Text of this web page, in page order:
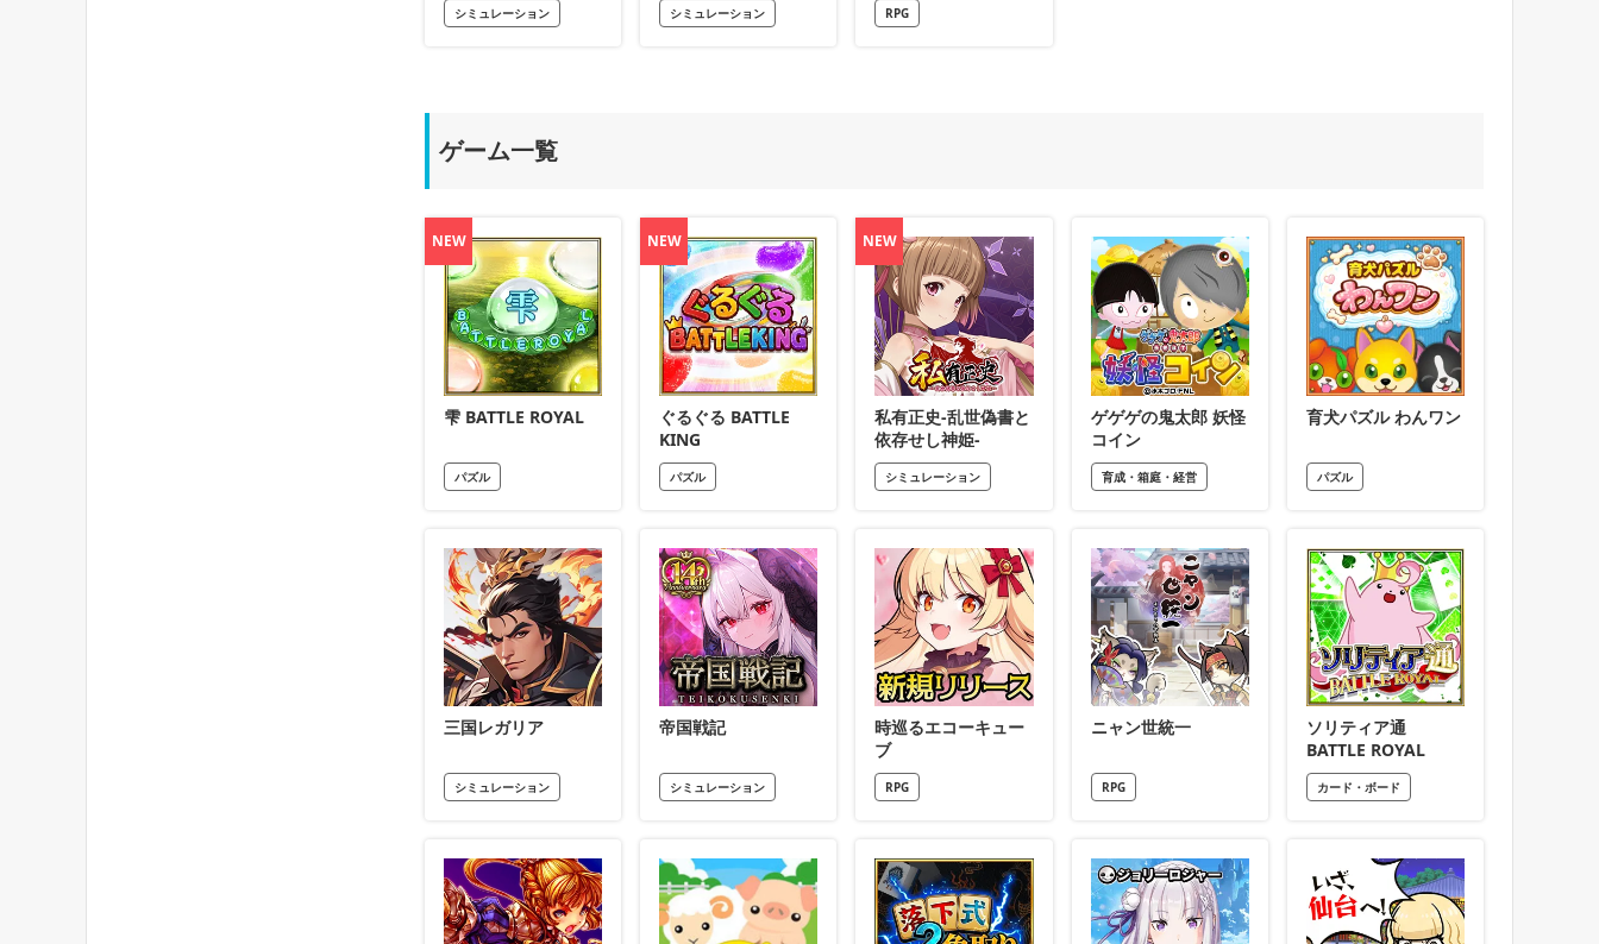
シミュレーション シミュレーション RPG
ゲーム一覧
NEW
雫 BATTLE ROYAL
パズル
NEW
ぐるぐる BATTLE
KING
パズル
NEW
私有正史-乱世偽書と
依存せし神姫-
シミュレーション
ゲゲゲの鬼太郎 妖怪
コイン
育成・箱庭・経営
育犬パズル わんワン
パズル
三国レガリア
シミュレーション
帝国戦記
シミュレーション
時巡るエコーキュー
ブ
RPG
ニャン世統一
RPG
ソリティア通
BATTLE ROYAL
カード・ボード